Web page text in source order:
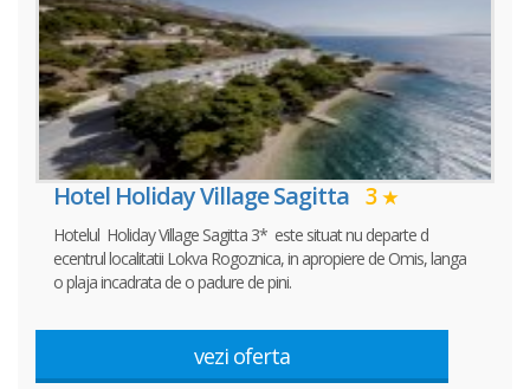
Hotel Holiday Village Sagitta 3
Hotelul Holiday Village Sagitta 3* este situat nu departe d
ecentrul localitatii Lokva Rogoznica, in apropiere de Omis, langa
o plaja incadrata de o padure de pini.
vezi oferta